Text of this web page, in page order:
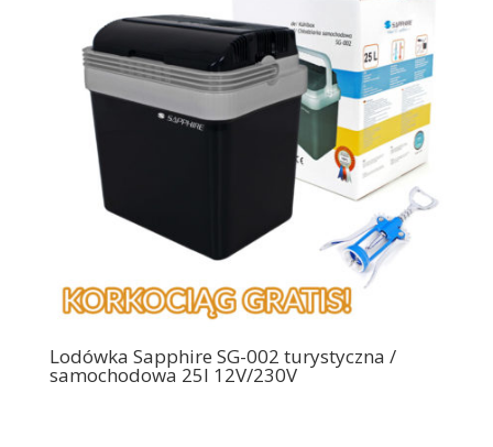
Lodówka Sapphire SG-002 turystyczna /
samochodowa 25l 12V/230V